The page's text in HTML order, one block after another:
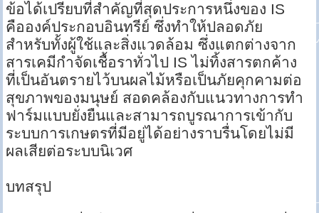
ข้อได้เปรียบที่สำคัญที่สุดประการหนึ่งของ IS
คือองค์ประกอบอินทรีย์ ซึ่งทำให้ปลอดภัย
สำหรับทั้งผู้ใช้และสิ่งแวดล้อม ซึ่งแตกต่างจาก
สารเคมีกำจัดเชื้อราทั่วไป IS ไม่ทิ้งสารตกค้าง
ที่เป็นอันตรายไว้บนผลไม้หรือเป็นภัยคุกคามต่อ
สุขภาพของมนุษย์ สอดคล้องกับแนวทางการทำ
ฟาร์มแบบยั่งยืนและสามารถบูรณาการเข้ากับ
ระบบการเกษตรที่มีอยู่ได้อย่างราบรื่นโดยไม่มี
ผลเสียต่อระบบนิเวศ
บทสรุป